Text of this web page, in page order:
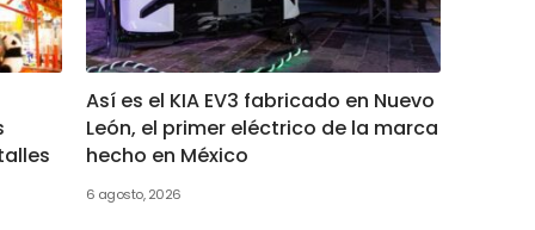
Así es el KIA EV3 fabricado en Nuevo
León, el primer eléctrico de la marca
hecho en México
6 agosto, 2026